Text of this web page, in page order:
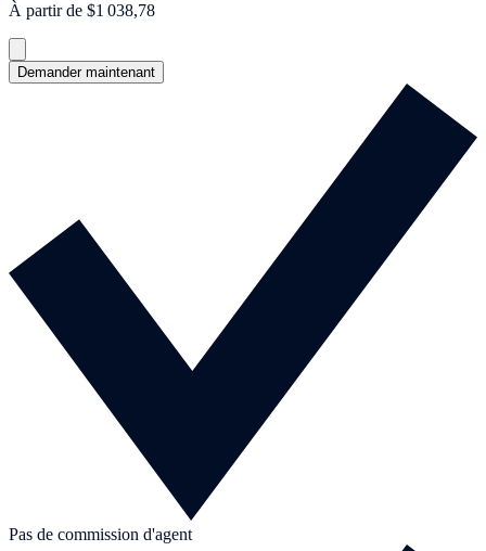
À partir de $1 038,78
Demander maintenant
Pas de commission d'agent